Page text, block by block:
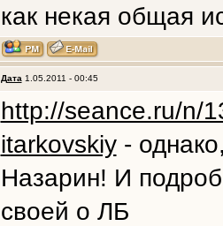
как некая общая
Дата 1.05.2011 - 00:45
http://seance.ru/n/
itarkovskiy-
Назарин! И
своей о ЛБ